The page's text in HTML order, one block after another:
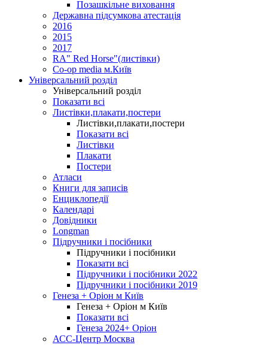
Позашкільне виховання
Державна підсумкова атестація
2016
2015
2017
RA" Red Horse"(листівки)
Co-op media м.Київ
Універсальний розділ
Універсальний розділ
Показати всі
Листівки,плакати,постери
Листівки,плакати,постери
Показати всі
Листівки
Плакати
Постери
Атласи
Книги для записів
Енциклопедії
Календарі
Довідники
Longman
Підручники і посібники
Підручники і посібники
Показати всі
Підручники і посібники 2022
Підручники і посібники 2019
Генеза + Оріон м Київ
Генеза + Оріон м Київ
Показати всі
Генеза 2024+ Оріон
АСС-Центр Москва